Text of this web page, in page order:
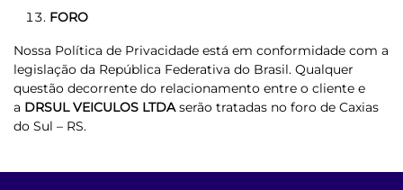
FORO
Nossa Política de Privacidade está em conformidade com a
legislação da República Federativa do Brasil. Qualquer
questão decorrente do relacionamento entre o cliente e
a DRSUL VEICULOS LTDAserão tratadas no foro de Caxias
do Sul – RS.